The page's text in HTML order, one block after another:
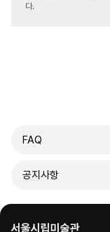
다.
FAQ
공지사항